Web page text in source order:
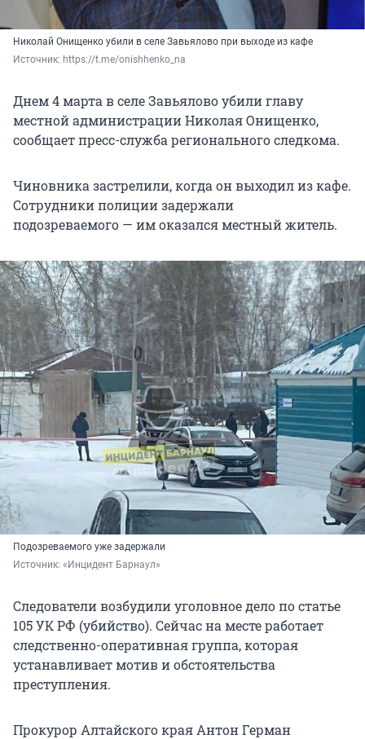
Николай Онищенко убили в селе Завьялово при выходе из кафе
Источник: https://t.me/onishhenko_na
Днем 4 марта в селе Завьялово убили главу
местной администрации Николая Онищенко,
сообщает пресс-служба регионального следкома.
Чиновника застрелили, когда он выходил из кафе.
Сотрудники полиции задержали
подозреваемого — им оказался местный житель.
Подозреваемого уже задержали
Источник: «Инцидент Барнаул»
Следователи возбудили уголовное дело по статье
105 УК РФ (убийство). Сейчас на месте работает
следственно-оперативная группа, которая
устанавливает мотив и обстоятельства
преступления.
Прокурор Алтайского края Антон Герман